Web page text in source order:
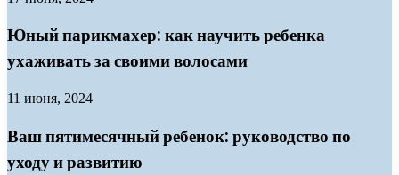
Юный парикмахер: как научить ребенка
ухаживать за своими волосами
11 июня, 2024
Ваш пятимесячный ребенок: руководство по
уходу и развитию